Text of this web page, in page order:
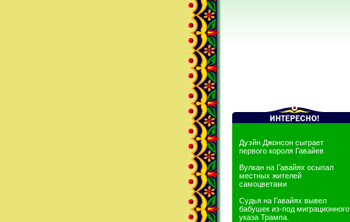
Дуэйн Джонсон сыграет
первого короля Гавайев
Вулкан на Гавайях осыпал
местных жителей
самоцветами
Судья на Гавайях вывел
бабушек из-под миграционного
указа Трампа.